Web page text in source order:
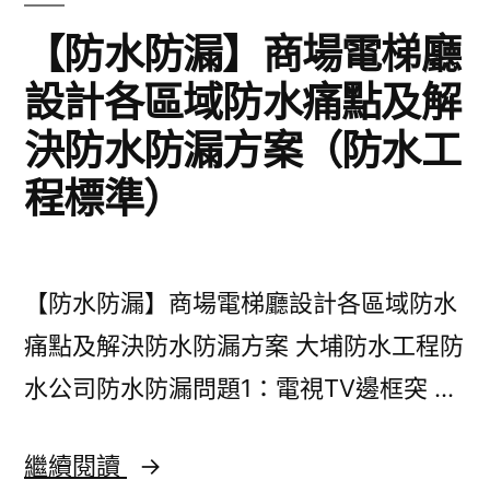
收
注
意
事
項，
重
點
收
藏！
【防水防漏】商場電梯廳
設計各區域防水痛點及解
決防水防漏方案（防水工
程標準）
【防水防漏】商場電梯廳設計各區域防水
痛點及解決防水防漏方案 大埔防水工程防
水公司防水防漏問題1：電視TV邊框突 …
繼續閱讀 【防